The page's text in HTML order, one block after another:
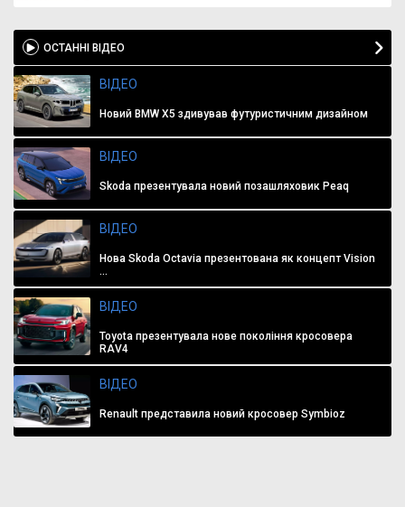
ОСТАННІ ВІДЕО
ВІДЕО
Новий BMW X5 здивував футуристичним дизайном
ВІДЕО
Skoda презентувала новий позашляховик Peaq
ВІДЕО
Нова Skoda Octavia презентована як концепт Vision
...
ВІДЕО
Toyota презентувала нове покоління кросовера
RAV4
ВІДЕО
Renault представила новий кросовер Symbioz